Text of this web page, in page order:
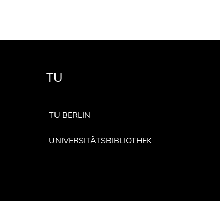
TU
TU BERLIN
UNIVERSITÄTSBIBLIOTHEK